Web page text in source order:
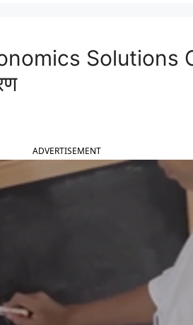
Solutions
ADVERTISEMENT